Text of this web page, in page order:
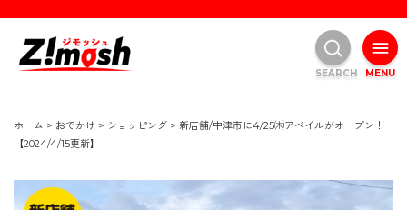
ホーム > おでかけ > ショッピング > 新店舗/中津市に4/25㈭アベイルがオープン！
【2024/4/15更新】
MENU
SEARCH